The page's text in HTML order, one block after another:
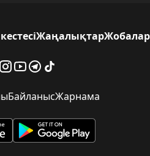
ЖаңалықтарЖобалар
БайланысЖарнама